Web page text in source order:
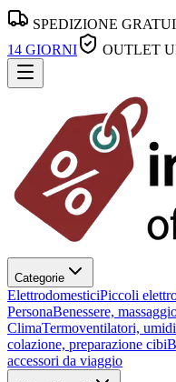
SPEDIZIONE
14 GIORNI
OUTLET
Categorie
ElettrodomesticiPiccoli
PersonaBenessere,
ClimaTermoventilatori,
colazione, preparazione cibi
accessori da viaggio